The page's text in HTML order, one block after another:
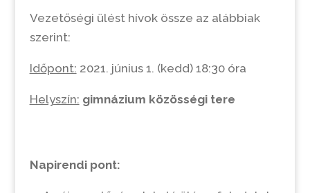
Vezetőségi ülést hívok össze az alábbiak
szerint:
Időpont: 2021. június 1. (kedd) 18:30 óra
Helyszín: gimnázium közösségi tere
Napirendi pont: